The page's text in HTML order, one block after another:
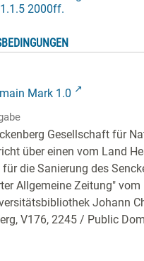
2000ff.
Mark 1.0
Gesellschaft für
über einen vom Land
die Sanierung des
Allgemeine Zeitung" vom
Johann
V176, 2245 / Public